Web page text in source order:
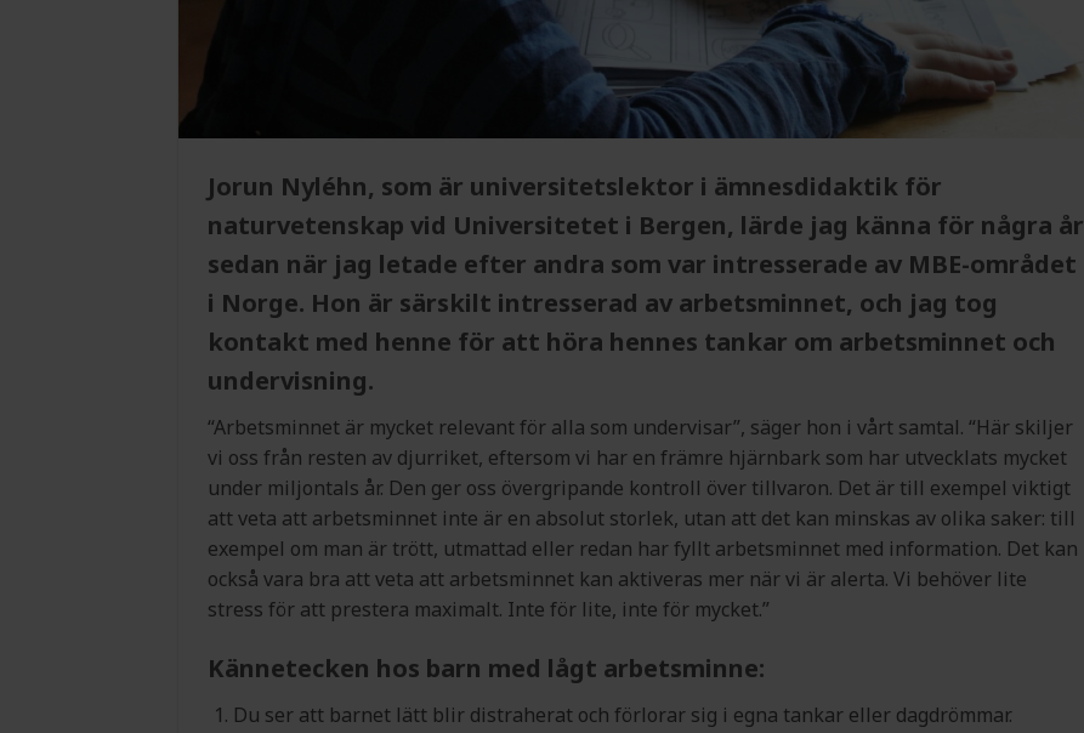
Jorun Nyléhn, som är universitetslektor i ämnesdidaktik för
naturvetenskap vid Universitetet i Bergen, lärde jag känna för några år
sedan när jag letade efter andra som var intresserade av MBE-området
i Norge. Hon är särskilt intresserad av arbetsminnet, och jag tog
kontakt med henne för att höra hennes tankar om arbetsminnet och
undervisning.
“Arbetsminnet är mycket relevant för alla som undervisar”, säger hon i vårt samtal. “Här skiljer
vi oss från resten av djurriket, eftersom vi har en främre hjärnbark som har utvecklats mycket
under miljontals år. Den ger oss övergripande kontroll över tillvaron. Det är till exempel viktigt
att veta att arbetsminnet inte är en absolut storlek, utan att det kan minskas av olika saker: till
exempel om man är trött, utmattad eller redan har fyllt arbetsminnet med information. Det kan
också vara bra att veta att arbetsminnet kan aktiveras mer när vi är alerta. Vi behöver lite
stress för att prestera maximalt. Inte för lite, inte för mycket.”
Kännetecken hos barn med lågt arbetsminne:
Du ser att barnet lätt blir distraherat och förlorar sig i egna tankar eller dagdrömmar.